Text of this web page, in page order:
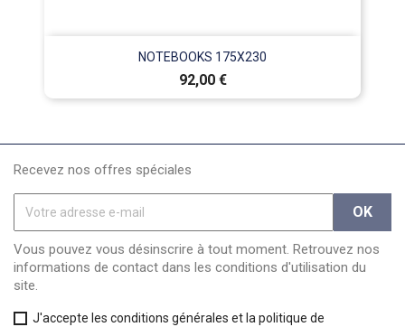
NOTEBOOKS 175X230
Prix
92,00 €
Recevez nos offres spéciales
Vous pouvez vous désinscrire à tout moment. Retrouvez nos
informations de contact dans les conditions d'utilisation du
site.
J'accepte les conditions générales et la politique de